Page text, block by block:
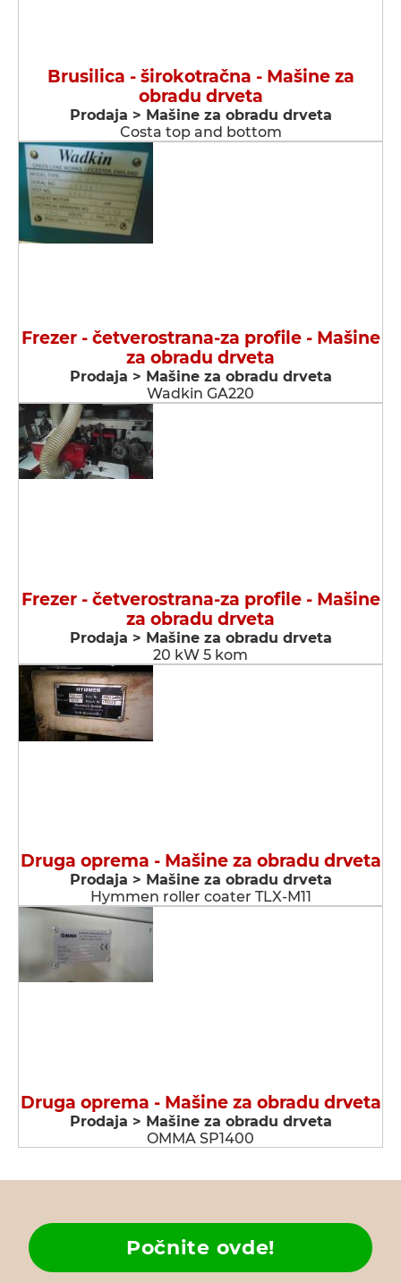
Brusilica - širokotračna - Мašine za
obradu drveta
Prodaja > Мašine za obradu drveta
Costa top and bottom
Frezer - četverostrana-za profile - Мašine
za obradu drveta
Prodaja > Мašine za obradu drveta
Wadkin GA220
Frezer - četverostrana-za profile - Мašine
za obradu drveta
Prodaja > Мašine za obradu drveta
20 kW 5 kom
Druga oprema - Мašine za obradu drveta
Prodaja > Мašine za obradu drveta
Hymmen roller coater TLX-M11
Druga oprema - Мašine za obradu drveta
Prodaja > Мašine za obradu drveta
OMMA SP1400
Počnite ovde!